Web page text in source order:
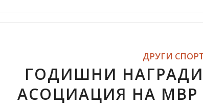
ДРУГИ
ГОДИШНИ
АСОЦИАЦИЯ НА МВР